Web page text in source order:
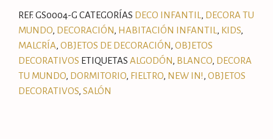
REF.GS0004-G CATEGORÍAS DECO INFANTIL , DECORA TU
MUNDO, DECORACIÓN, HABITACIÓN INFANTIL , KIDS,
MALCRÍA, OBJETOS DE DECORACIÓN, OBJETOS
DECORATIVOS ETIQUETAS ALGODÓN, BLANCO, DECORA
TU MUNDO, DORMITORIO, FIELTRO, NEW IN!, OBJETOS
DECORATIVOS, SALÓN